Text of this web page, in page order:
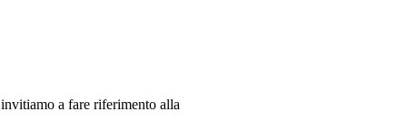
a fare riferimento alla